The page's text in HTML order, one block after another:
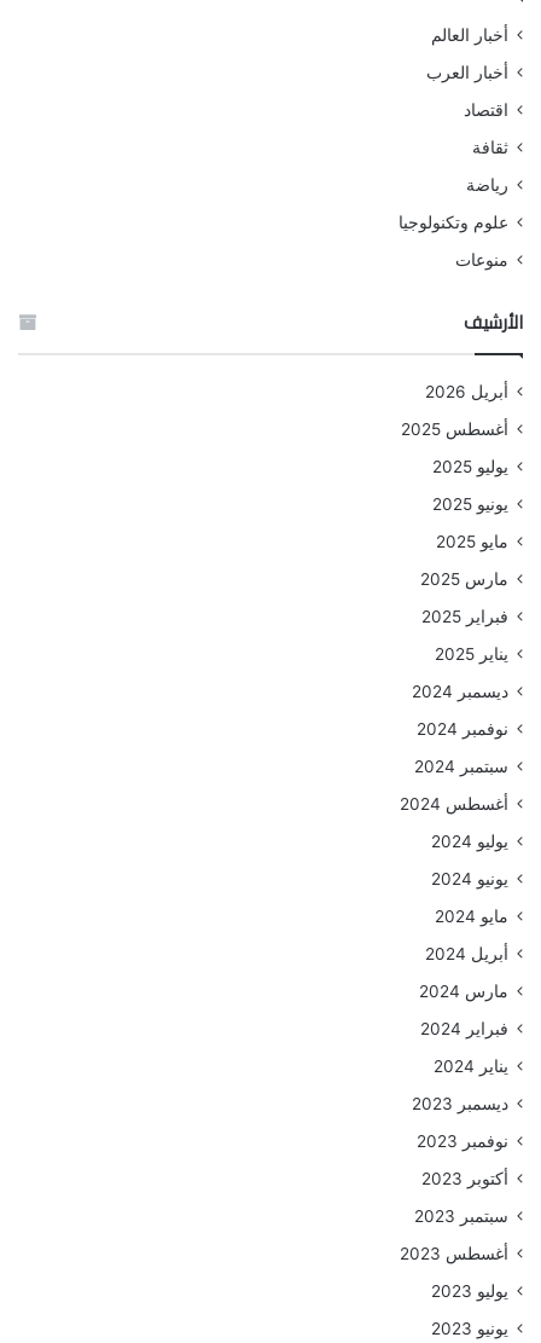
أخبار العالم
أخبار العرب
اقتصاد
ثقافة
رياضة
علوم وتكنولوجيا
منوعات
الأرشيف
أبريل 2026
أغسطس 2025
يوليو 2025
يونيو 2025
مايو 2025
مارس 2025
فبراير 2025
يناير 2025
ديسمبر 2024
نوفمبر 2024
سبتمبر 2024
أغسطس 2024
يوليو 2024
يونيو 2024
مايو 2024
أبريل 2024
مارس 2024
فبراير 2024
يناير 2024
ديسمبر 2023
نوفمبر 2023
أكتوبر 2023
سبتمبر 2023
أغسطس 2023
يوليو 2023
يونيو 2023